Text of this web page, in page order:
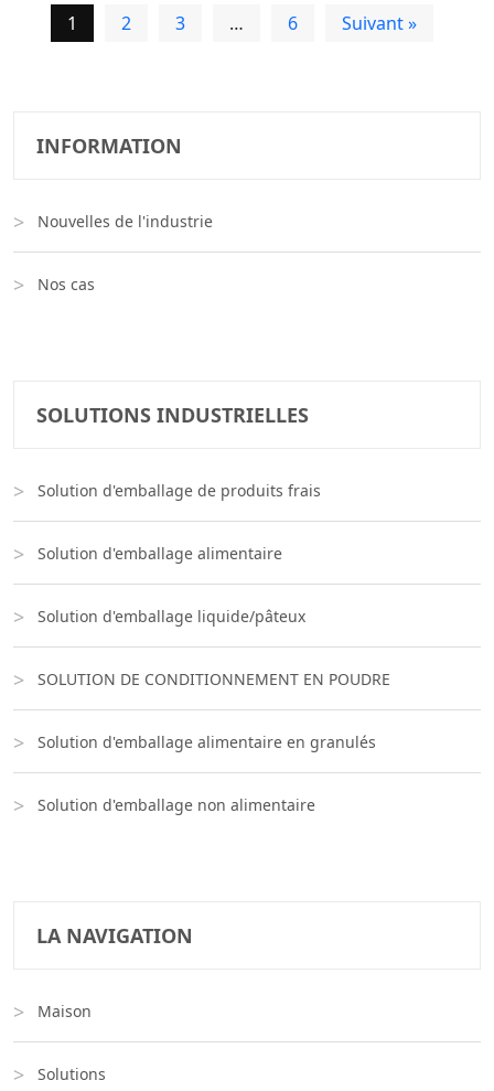
1 2 3 … 6 Suivant »
INFORMATION
Nouvelles de l'industrie
Nos cas
SOLUTIONS INDUSTRIELLES
Solution d'emballage de produits frais
Solution d'emballage alimentaire
Solution d'emballage liquide/pâteux
SOLUTION DE CONDITIONNEMENT EN POUDRE
Solution d'emballage alimentaire en granulés
Solution d'emballage non alimentaire
LA NAVIGATION
Maison
Solutions